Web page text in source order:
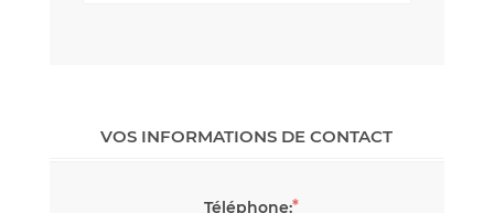
VOS INFORMATIONS DE CONTACT
Téléphone:*